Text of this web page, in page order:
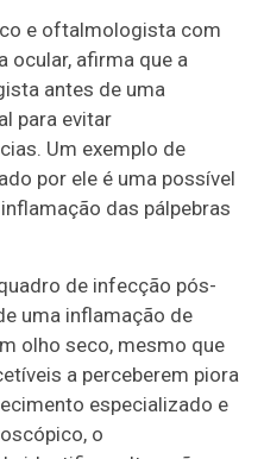
e oftalmologista com
ocular, afirma que a
antes de uma
para evitar
Um exemplo de
por ele é uma possível
das pálpebras
de infecção pós-
uma inflamação de
olho seco, mesmo que
a perceberem piora
especializado e
o